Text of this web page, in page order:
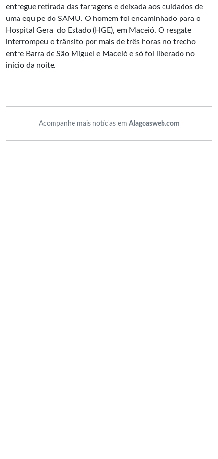
entregue retirada das farragens e deixada aos cuidados de
uma equipe do SAMU. O homem foi encaminhado para o
Hospital Geral do Estado (HGE), em Maceió. O resgate
interrompeu o trânsito por mais de três horas no trecho
entre Barra de São Miguel e Maceió e só foi liberado no
início da noite.
Acompanhe mais notícias em Alagoasweb.com